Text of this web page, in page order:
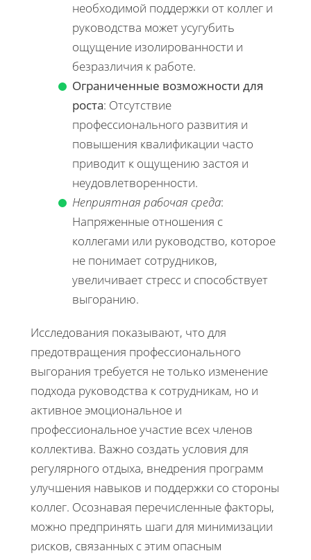
необходимой поддержки от коллег и
руководства может усугубить
ощущение изолированности и
безразличия к работе.
Ограниченные возможности для
роста: Отсутствие
профессионального развития и
повышения квалификации часто
приводит к ощущению застоя и
неудовлетворенности.
Неприятная рабочая среда:
Напряженные отношения с
коллегами или руководство, которое
не понимает сотрудников,
увеличивает стресс и способствует
выгоранию.
Исследования показывают, что для
предотвращения профессионального
выгорания требуется не только изменение
подхода руководства к сотрудникам, но и
активное эмоциональное и
профессиональное участие всех членов
коллектива. Важно создать условия для
регулярного отдыха, внедрения программ
улучшения навыков и поддержки со стороны
коллег. Осознавая перечисленные факторы,
можно предпринять шаги для минимизации
рисков, связанных с этим опасным